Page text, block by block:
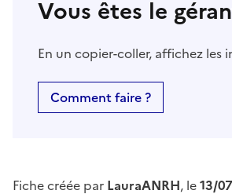
Vous êtes le
En un copier-coller, affichez
Comment faire ?
Fiche créée par LauraANRH, le13/